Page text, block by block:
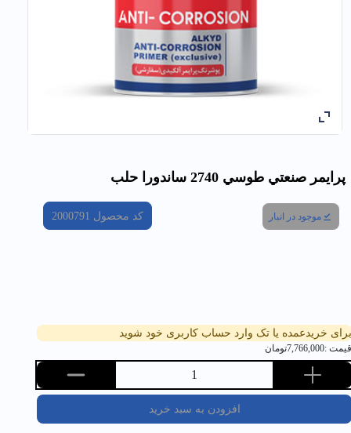
پرايمر صنعتي طوسي 2740 ساندورا حلب
موجود در انبار کد محصول 2000791
برای خریدعمده یا تک وارد حساب کاربری خود شوید
قیمت :7,766,000تومان
1
افزودن به سبد خرید